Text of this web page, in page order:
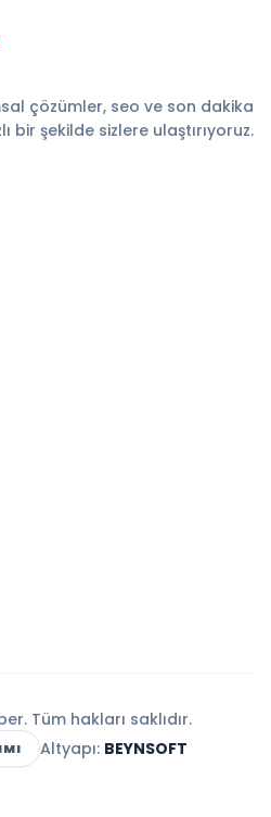
çözümler, seo ve son dakika
bir şekilde sizlere ulaştırıyoruz.
Tüm hakları saklıdır.
Altyapı: BEYNSOFT